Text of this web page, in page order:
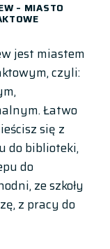
– MIASTO
jest miastem
czyli:
Łatwo
się z
do biblioteki,
do
ze szkoły
z pracy do